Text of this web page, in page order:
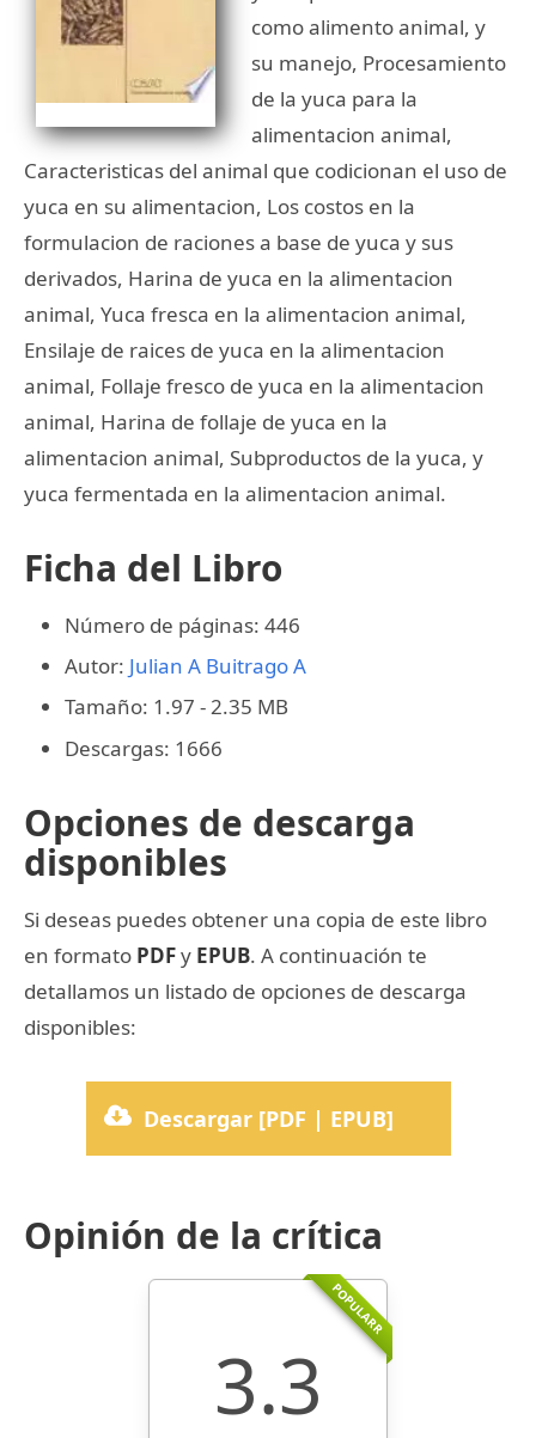
como alimento animal, y
su manejo, Procesamiento
de la yuca para la
alimentacion animal,
Caracteristicas del animal que codicionan el uso de
yuca en su alimentacion, Los costos en la
formulacion de raciones a base de yuca y sus
derivados, Harina de yuca en la alimentacion
animal, Yuca fresca en la alimentacion animal,
Ensilaje de raices de yuca en la alimentacion
animal, Follaje fresco de yuca en la alimentacion
animal, Harina de follaje de yuca en la
alimentacion animal, Subproductos de la yuca, y
yuca fermentada en la alimentacion animal.
Ficha del Libro
Número de páginas: 446
Autor: Julian A Buitrago A
Tamaño: 1.97 - 2.35 MB
Descargas: 1666
Opciones de descarga
disponibles
Si deseas puedes obtener una copia de este libro
en formato PDFy EPUB. A continuación te
detallamos un listado de opciones de descarga
disponibles:
Descargar [PDF | EPUB]
Opinión de la crítica
POPULARR
3.3